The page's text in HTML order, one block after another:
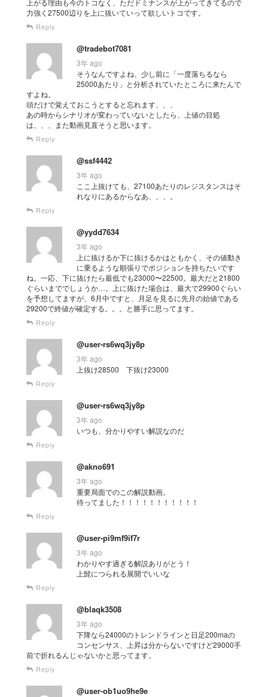
上がる理由も今のトコなく、ただドミナンスが上がってきてるので
力強く27500辺りを上に抜いていって欲しいトコです。
Reply
@tradebot7081
3年 ago
そうなんですよね、少し前に「一度落ちるなら
25000あたり」と分析されていたところに来たんで
すよね。
頭だけで覚えておこうとすると忘れます、、、
あの時からシナリオが変わっていないとしたら、上値の目処
は、、、また動画見直そうと思います。
Reply
@ssf4442
3年 ago
ここ上抜けても、27100あたりのレジスタンスはそ
れなりにあるからなあ、、、。
Reply
@yydd7634
3年 ago
上に抜けるか下に抜けるかはともかく、その値動き
に乗るような順張りでポジションを持ちたいです
ね。一応、下に抜けたら最低でも23000〜22500。最大だと21800
ぐらいまででしょうか…。上に抜けた場合は、最大で29900ぐらい
を予想してますが、6月中ですと、月足を見るに先月の始値である
29200で終値が確定する。。。と勝手に思ってます。
Reply
@user-rs6wq3jy8p
3年 ago
上抜け28500 下抜け23000
Reply
@user-rs6wq3jy8p
3年 ago
いつも、分かりやすい解説なのだ
Reply
@akno691
3年 ago
重要局面でのこの解説動画。
待ってました！！！！！！！！！！！
Reply
@user-pi9mf9if7r
3年 ago
わかりやす過ぎる解説ありがとう！
上髭につられる展開でいいな
Reply
@blaqk3508
3年 ago
下降なら24000のトレンドラインと日足200maの
コンセンサス、上昇は分からないですけど29000手
前で折れるんじゃないかと思ってます。
Reply
@user-ob1uo9he9e